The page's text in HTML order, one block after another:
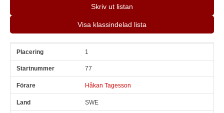
Skriv ut listan
Visa klassindelad lista
Pl Snr 1
77
Håkan Tagesson
SWE